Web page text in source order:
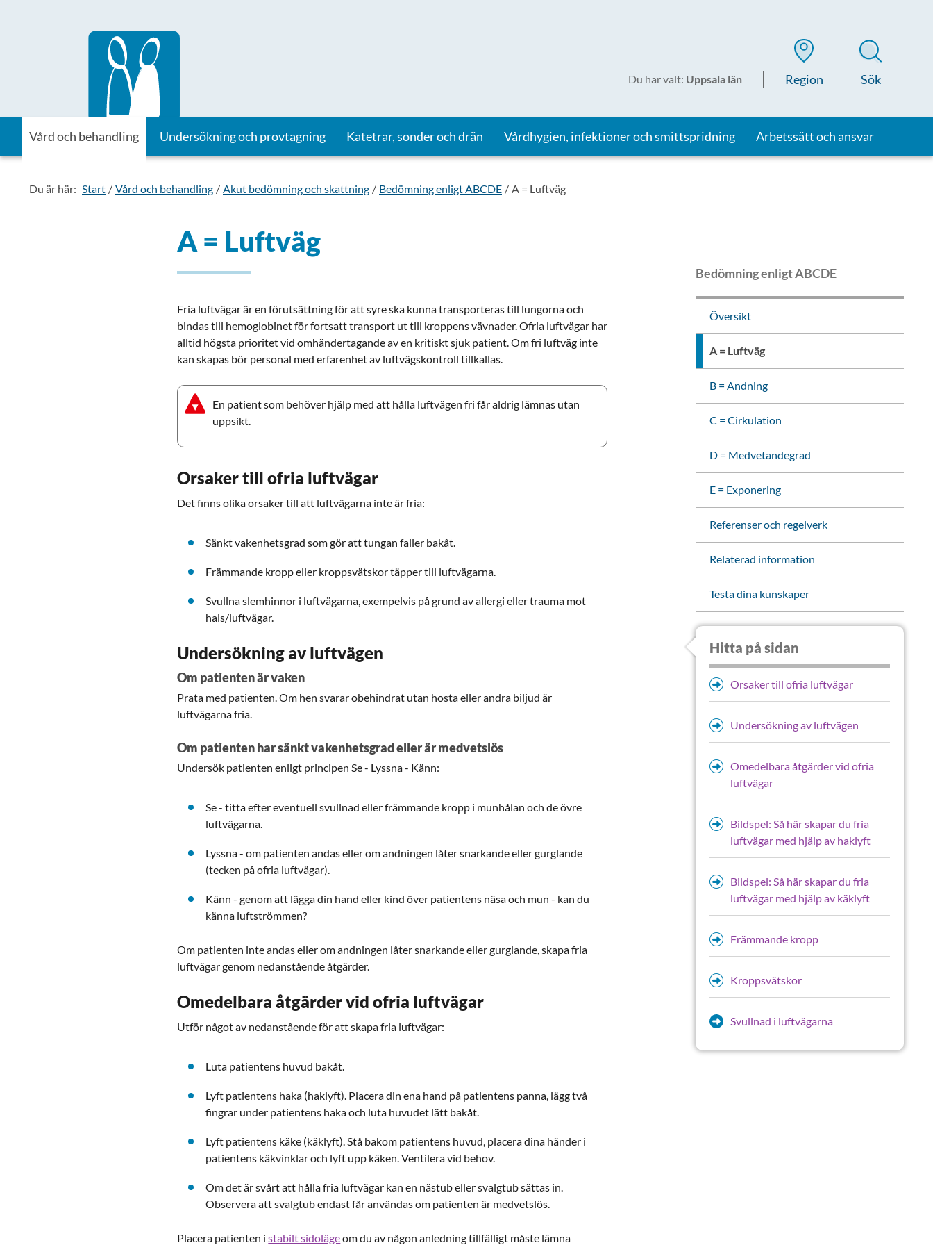
Till startsidan för Vårdhandboken
Du har valt: Uppsala län Region Sök
Vård och behandling Undersökning och provtagning Katetrar, sonder och drän Vårdhygien, infektioner och smittspridning Arbetssätt och ansvar
Du är här: Start Vård och behandling Akut bedömning och skattning Bedömning enligt ABCDE A = Luftväg
A = Luftväg
Fria luftvägar är en förutsättning för att syre ska kunna transporteras till lungorna och
bindas till hemoglobinet för fortsatt transport ut till kroppens vävnader. Ofria luftvägar har
alltid högsta prioritet vid omhändertagande av en kritiskt sjuk patient. Om fri luftväg inte
kan skapas bör personal med erfarenhet av luftvägskontroll tillkallas.
En patient som behöver hjälp med att hålla luftvägen fri får aldrig lämnas utan
uppsikt.
Orsaker till ofria luftvägar
Det finns olika orsaker till att luftvägarna inte är fria:
Sänkt vakenhetsgrad som gör att tungan faller bakåt.
Främmande kropp eller kroppsvätskor täpper till luftvägarna.
Svullna slemhinnor i luftvägarna, exempelvis på grund av allergi eller trauma mot
hals/luftvägar.
Undersökning av luftvägen
Om patienten är vaken
Prata med patienten. Om hen svarar obehindrat utan hosta eller andra biljud är
luftvägarna fria.
Om patienten har sänkt vakenhetsgrad eller är medvetslös
Undersök patienten enligt principen Se - Lyssna - Känn:
Se - titta efter eventuell svullnad eller främmande kropp i munhålan och de övre
luftvägarna.
Lyssna - om patienten andas eller om andningen låter snarkande eller gurglande
(tecken på ofria luftvägar).
Känn - genom att lägga din hand eller kind över patientens näsa och mun - kan du
känna luftströmmen?
Om patienten inte andas eller om andningen låter snarkande eller gurglande, skapa fria
luftvägar genom nedanstående åtgärder.
Omedelbara åtgärder vid ofria luftvägar
Utför något av nedanstående för att skapa fria luftvägar:
Luta patientens huvud bakåt.
Lyft patientens haka (haklyft). Placera din ena hand på patientens panna, lägg två
fingrar under patientens haka och luta huvudet lätt bakåt.
Lyft patientens käke (käklyft). Stå bakom patientens huvud, placera dina händer i
patientens käkvinklar och lyft upp käken. Ventilera vid behov.
Om det är svårt att hålla fria luftvägar kan en nästub eller svalgtub sättas in.
Observera att svalgtub endast får användas om patienten är medvetslös.
Placera patienten istabilt sidolägeom du av någon anledning tillfälligt måste lämna
Bedömning enligt ABCDE
Översikt
A = Luftväg
B = Andning
C = Cirkulation
D = Medvetandegrad
E = Exponering
Referenser och regelverk
Relaterad information
Testa dina kunskaper
Hitta på sidan
Orsaker till ofria luftvägar
Undersökning av luftvägen
Omedelbara åtgärder vid ofria
luftvägar
Bildspel: Så här skapar du fria
luftvägar med hjälp av haklyft
Bildspel: Så här skapar du fria
luftvägar med hjälp av käklyft
Främmande kropp
Kroppsvätskor
Svullnad i luftvägarna